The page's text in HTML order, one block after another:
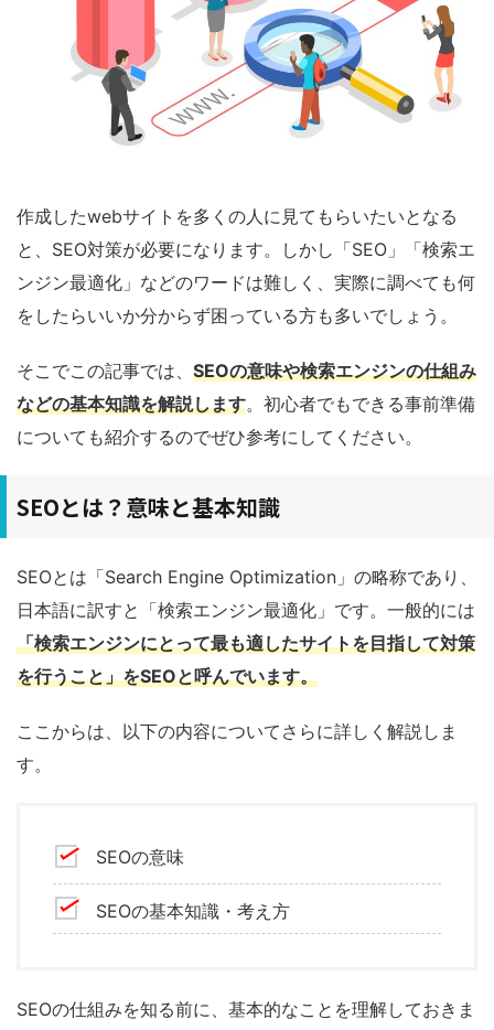
作成したwebサイトを多くの人に見てもらいたいとなる
と、SEO対策が必要になります。しかし「SEO」「検索エ
ンジン最適化」などのワードは難しく、実際に調べても何
をしたらいいか分からず困っている方も多いでしょう。
そこでこの記事では、 SEOの意味や検索エンジンの仕組み
などの基本知識を解説します。初心者でもできる事前準備
についても紹介するのでぜひ参考にしてください。
SEOとは？意味と基本知識
SEOとは「Search Engine Optimization」の略称であり、
日本語に訳すと「検索エンジン最適化」です。一般的には
「検索エンジンにとって最も適したサイトを目指して対策
を行うこと」をSEOと呼んでいます。
ここからは、以下の内容についてさらに詳しく解説しま
す。
SEOの意味
SEOの基本知識・考え方
SEOの仕組みを知る前に、基本的なことを理解しておきま